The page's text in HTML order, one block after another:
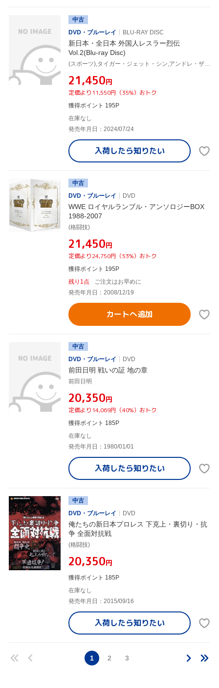
中古
DVD・ブルーレイ
BLU-RAY DISC
新日本・全日本 外国人レスラー烈伝
Vol.2(Blu-ray Disc)
(スポーツ),タイガー・ジェット・シン,アンドレ・ザ・ジャイアント,ボブ・バックランド,ダスティ・ローデス,ディック・マードック,ブルーザー・ブロディ,ダイナマイト・キッド
¥21,450円
定価より11,550円（35%）おトク
獲得ポイント 195P
在庫なし
発売年月日：2024/07/24
入荷したら知りたい
中古
DVD・ブルーレイ
DVD
WWE ロイヤルランブル・アンソロジーBOX
1988-2007
(格闘技)
¥21,450円
定価より24,750円（53%）おトク
獲得ポイント 195P
残り1点
ご注文はお早めに
発売年月日：2008/12/19
カートへ追加
中古
DVD・ブルーレイ
DVD
前田日明 戦いの証 地の章
前田日明
¥20,350円
定価より14,069円（40%）おトク
獲得ポイント 185P
在庫なし
発売年月日：1980/01/01
入荷したら知りたい
中古
DVD・ブルーレイ
DVD
俺たちの新日本プロレス 下克上・裏切り・抗
争 全面対抗戦
(格闘技)
¥20,350円
獲得ポイント 185P
在庫なし
発売年月日：2015/09/16
入荷したら知りたい
1 2 3